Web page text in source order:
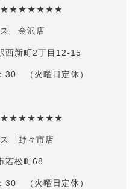
ス 金沢店
新町2丁目12-15
（火曜日定休）
野々市店
若松町68
（火曜日定休）